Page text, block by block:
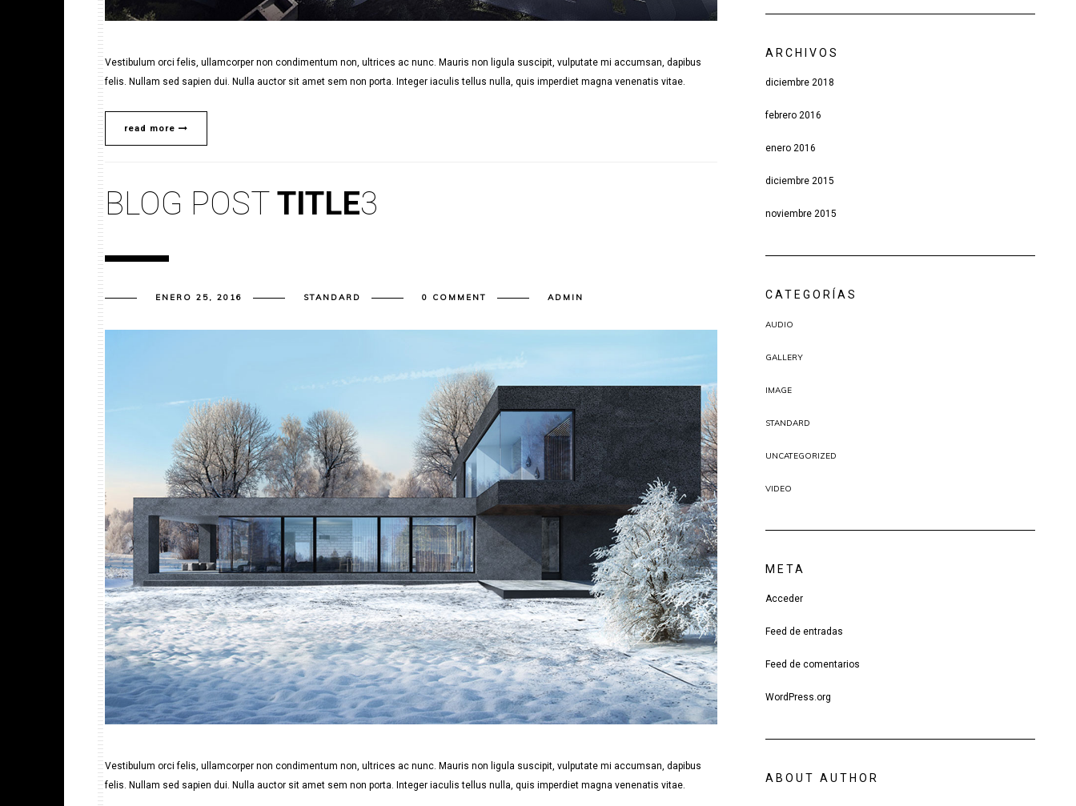
Vestibulum orci felis, ullamcorper non condimentum non, ultrices ac nunc. Mauris non ligula suscipit, vulputate mi accumsan, dapibus
felis. Nullam sed sapien dui. Nulla auctor sit amet sem non porta. Integer iaculis tellus nulla, quis imperdiet magna venenatis vitae.
read more
BLOG POSTTITLE3
ENERO 25, 2016 STANDARD 0 COMMENT ADMIN
Vestibulum orci felis, ullamcorper non condimentum non, ultrices ac nunc. Mauris non ligula suscipit, vulputate mi accumsan, dapibus
felis. Nullam sed sapien dui. Nulla auctor sit amet sem non porta. Integer iaculis tellus nulla, quis imperdiet magna venenatis vitae.
ARCHIVOS
diciembre 2018
febrero 2016
enero 2016
diciembre 2015
noviembre 2015
CATEGORÍAS
AUDIO
GALLERY
IMAGE
STANDARD
UNCATEGORIZED
VIDEO
META
Acceder
Feed de entradas
Feed de comentarios
WordPress.org
ABOUT AUTHOR